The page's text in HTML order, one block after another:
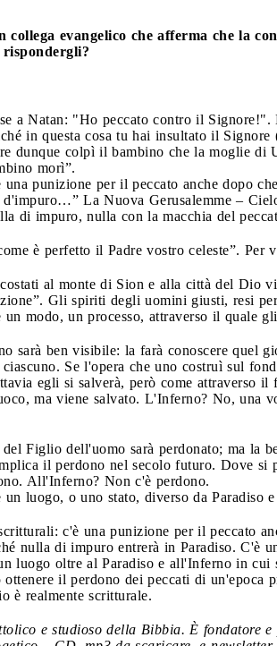
collega evangelico che afferma che la
a Natan: "Ho peccato contro il
in questa cosa tu hai insultato il
dunque colpì il bambino che la moglie di
morì”.
punizione per il peccato anche dopo
La Nuova Gerusalemme –
di impuro, nulla con la macchia del
è perfetto il Padre vostro celeste”.
al monte di Sion e alla città del Dio
Gli spiriti degli uomini giusti, resi
modo, un processo, attraverso il quale
sarà ben visibile: la farà conoscere quel
Se l'opera che uno costruì sul
egli si salverà, però come attraverso
ma viene salvato. L'Inferno? No, una
Figlio dell'uomo sarà perdonato; ma la
il perdono nel secolo futuro. Dove si
All'Inferno? Non c'è perdono.
luogo, o uno stato, diverso da Paradiso
c'è una punizione per il peccato
nulla di impuro entrerà in Paradiso. C'è
luogo oltre al Paradiso e all'Inferno in cui
il perdono dei peccati di un'epoca
è realmente scritturale.
e studioso della Bibbia. È fondatore e